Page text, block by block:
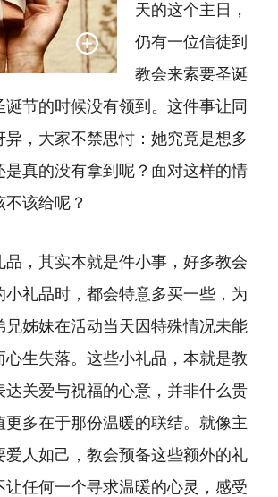
天的这个主日，
仍有一位信徒到
教会来索要圣诞
节的时候没有领到。这件事让同
， 大家不禁思忖：她究竟是想多
是真的没有拿到呢？面对这样的情
该给呢？
， 其实本就是件小事，好多教会
小礼品时， 都会特意多买一些，为
兄姊妹在活动当天因特殊情况未能
心生失落。这些小礼品，本就是教
达关爱与祝福的心意，并非什么贵
更多在于那份温暖的联结。就像主
爱人如己，教会预备这些额外的礼
让任何一个寻求温暖的心灵 ， 感受